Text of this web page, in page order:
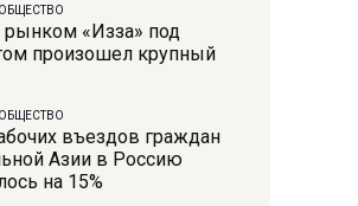
ОБЩЕСТВО
«Изза» под
произошел крупный
ОБЩЕСТВО
въездов граждан
Азии в Россию
на 15%